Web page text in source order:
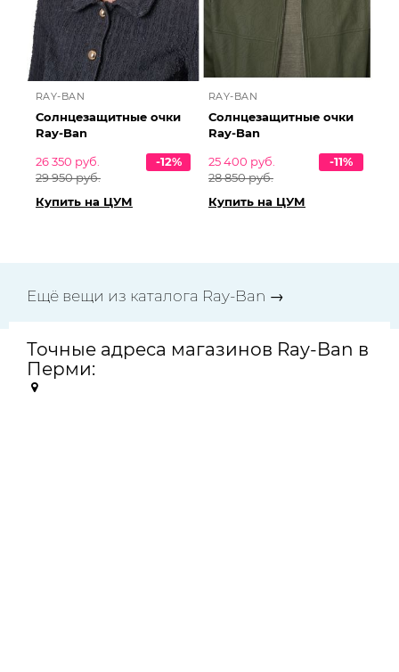
RAY-BAN
Солнцезащитные очки
Ray-Ban
26 350 руб.
29 950 руб.
-12%
Купить на ЦУМ
RAY-BAN
Солнцезащитные очки
Ray-Ban
25 400 руб.
28 850 руб.
-11%
Купить на ЦУМ
Ещё вещи из каталога Ray-Ban →
Точные адреса магазинов Ray-Ban в
Перми: